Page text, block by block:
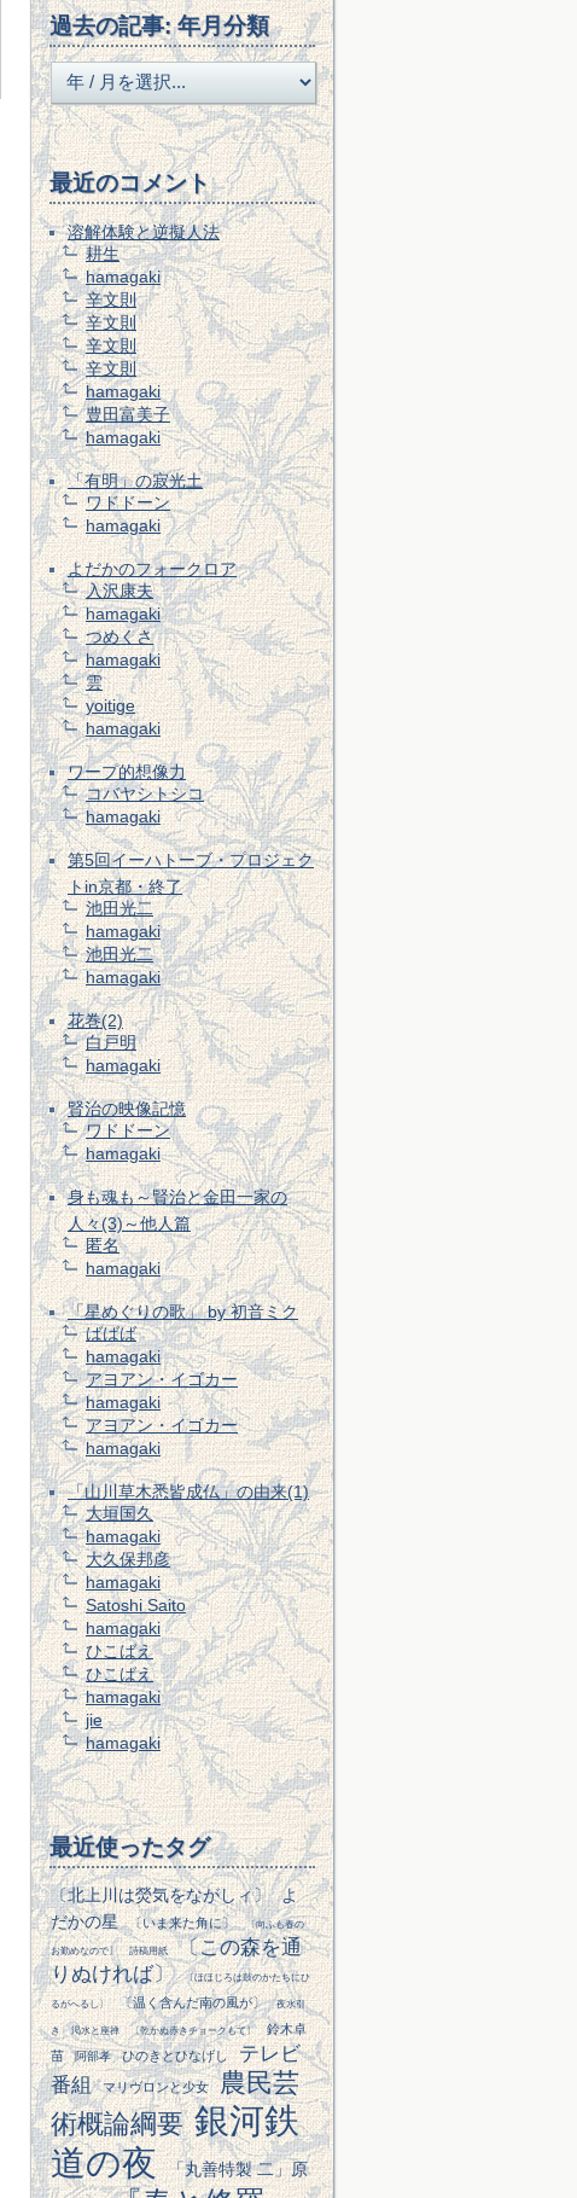
過去の記事: 年月分類
最近のコメント
溶解体験と逆擬人法
耕生
hamagaki
辛文則
辛文則
辛文則
辛文則
hamagaki
豊田富美子
hamagaki
「有明」の寂光土
ワドドーン
hamagaki
よだかのフォークロア
入沢康夫
hamagaki
つめくさ
hamagaki
雲
yoitige
hamagaki
ワープ的想像力
コバヤシトシコ
hamagaki
第5回イーハトーブ・プロジェク
トin京都・終了
池田光二
hamagaki
池田光二
hamagaki
花巻(2)
白戸明
hamagaki
賢治の映像記憶
ワドドーン
hamagaki
身も魂も～賢治と金田一家の
人々(3)～他人篇
匿名
hamagaki
「星めぐりの歌」 by 初音ミク
ばばば
hamagaki
アヨアン・イゴカー
hamagaki
アヨアン・イゴカー
hamagaki
「山川草木悉皆成仏」の由来(1)
大垣国久
hamagaki
大久保邦彦
hamagaki
Satoshi Saito
hamagaki
ひこばえ
ひこばえ
hamagaki
jie
hamagaki
最近使ったタグ
〔北上川は熒気をながしィ〕 よ
だかの星
〔いま来た角に〕 〔向ふも春の
お勤めなので〕 詩稿用紙
〔この森を通
りぬければ〕
〔ほほじろは鼓のかたちにひ
るがへるし〕 〔温く含んだ南の風が〕 夜水引
き 渇水と座禅 〔乾かぬ赤きチョークもて〕
鈴木卓
苗
阿部孝 ひのきとひなげし
テレビ
番組
マリヴロンと少女
農民芸
術概論綱要 銀河鉄
道の夜
「丸善特製 二」原